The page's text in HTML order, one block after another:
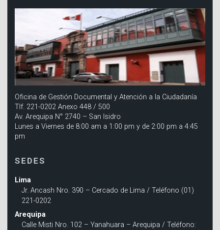
Oficina de Gestión Documental y Atención a la Ciudadanía
Tlf. 221-0202 Anexo 448 / 500
Av. Arequipa N° 2740 – San Isidro
Lunes a Viernes de 8:00 am a 1:00 pm y de 2:00 pm a 4:45
pm
SEDES
Lima
Jr. Ancash Nro. 390 – Cercado de Lima / Teléfono (01)
221-0202
Arequipa
Calle Misti Nro. 102 – Yanahuara – Arequipa / Teléfono: